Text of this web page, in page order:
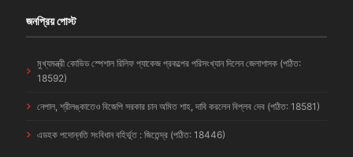
জনপ্রিয় পোস্ট
মুখ্যমন্ত্রী কোভিড স্পেশাল রিলিফ প্যাকেজ প্রকল্পের পরিসংখ্যান দিলেন জেলাশাসক (পঠিত:
18592)
নেপাল, শ্রীলঙ্কাতেও বিজেপি সরকার চান অমিত শাহ, দাবি করলেন বিপ্লব দেব (পঠিত: 18581)
এডহক পদোন্নতি সংবিধান বহির্ভূত : জিতেন্দ্র (পঠিত: 18446)